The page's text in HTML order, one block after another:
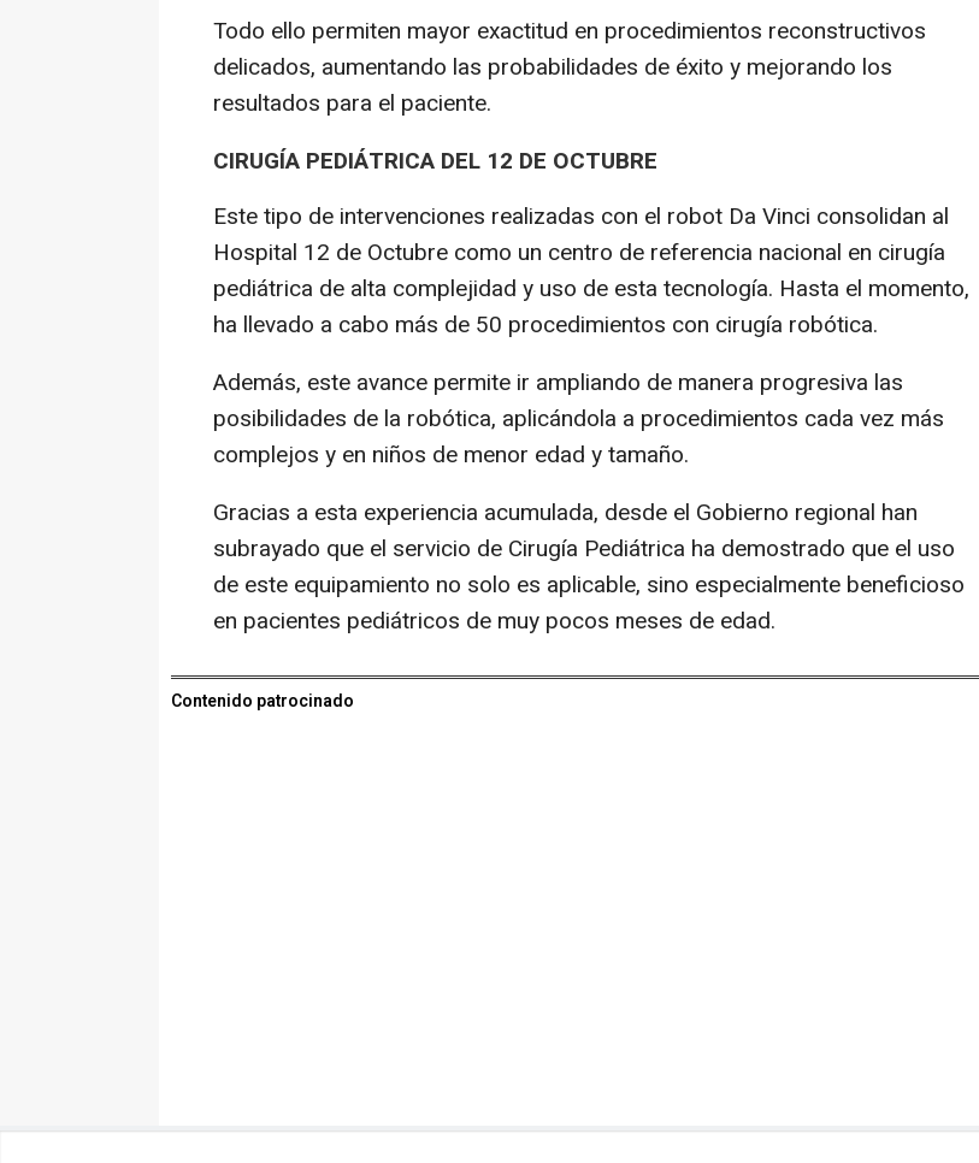
Todo ello permiten mayor exactitud en procedimientos reconstructivos
delicados, aumentando las probabilidades de éxito y mejorando los
resultados para el paciente.
CIRUGÍA PEDIÁTRICA DEL 12 DE OCTUBRE
Este tipo de intervenciones realizadas con el robot Da Vinci consolidan al
Hospital 12 de Octubre como un centro de referencia nacional en cirugía
pediátrica de alta complejidad y uso de esta tecnología. Hasta el momento,
ha llevado a cabo más de 50 procedimientos con cirugía robótica.
Además, este avance permite ir ampliando de manera progresiva las
posibilidades de la robótica, aplicándola a procedimientos cada vez más
complejos y en niños de menor edad y tamaño.
Gracias a esta experiencia acumulada, desde el Gobierno regional han
subrayado que el servicio de Cirugía Pediátrica ha demostrado que el uso
de este equipamiento no solo es aplicable, sino especialmente beneficioso
en pacientes pediátricos de muy pocos meses de edad.
Contenido patrocinado